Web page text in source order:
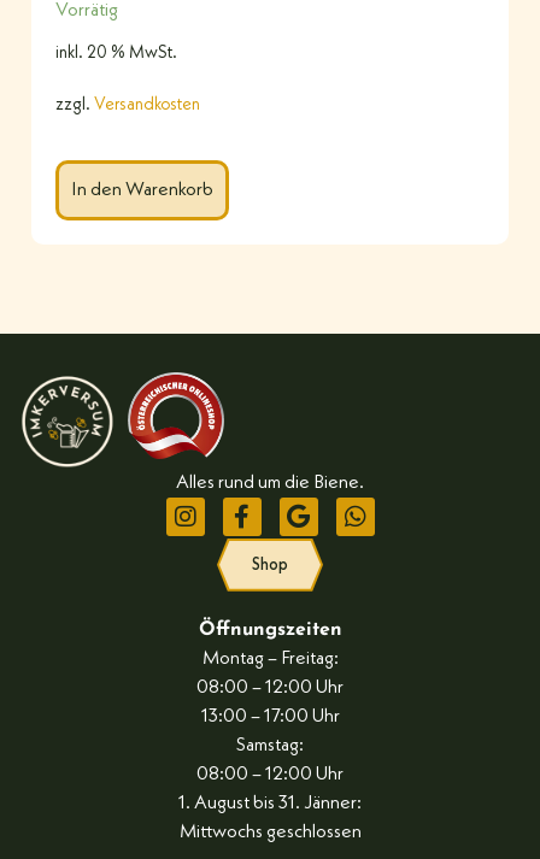
Vorrätig
inkl. 20 % MwSt.
zzgl. Versandkosten
In den Warenkorb
Alles rund um die Biene.
Shop
Öffnungszeiten
Montag – Freitag:
08:00 – 12:00 Uhr
13:00 – 17:00 Uhr
Samstag:
08:00 – 12:00 Uhr
1. August bis 31. Jänner:
Mittwochs geschlossen